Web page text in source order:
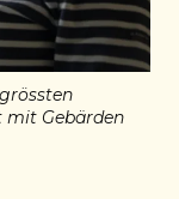
mit Gebärden